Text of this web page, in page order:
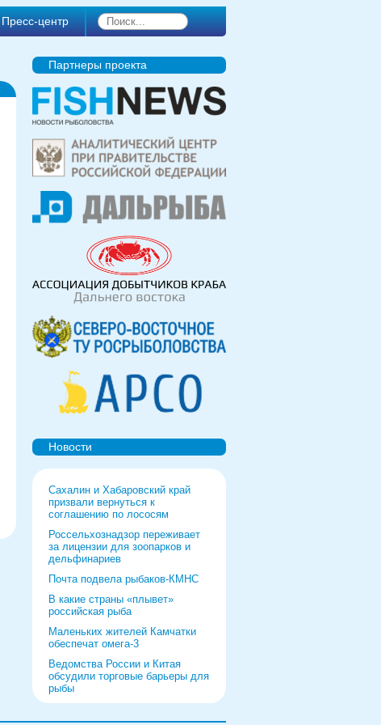
Пресс-центр
Партнеры проекта
Новости
Сахалин и Хабаровский край
призвали вернуться к
соглашению по лососям
Россельхознадзор переживает
за лицензии для зоопарков и
дельфинариев
Почта подвела рыбаков-КМНС
В какие страны «плывет»
российская рыба
Маленьких жителей Камчатки
обеспечат омега-3
Ведомства России и Китая
обсудили торговые барьеры для
рыбы
форуму и выставке в Питере